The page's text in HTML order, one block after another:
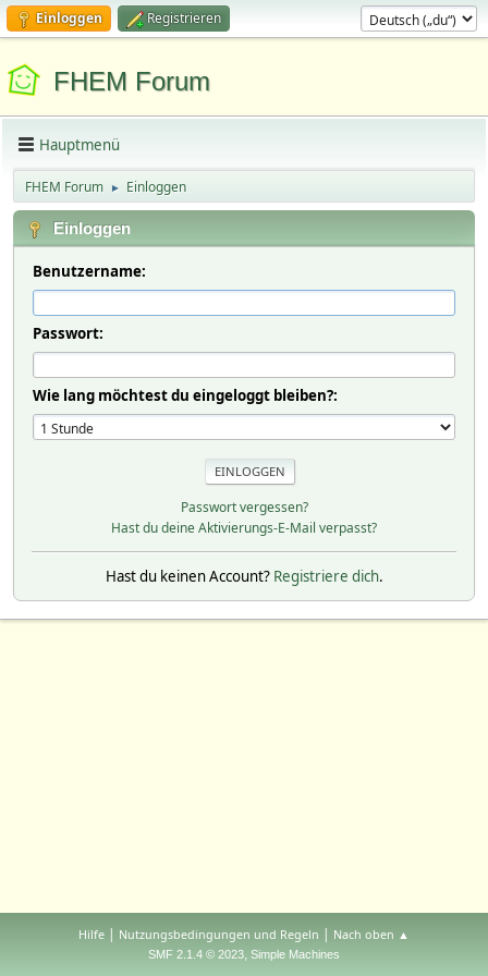
Einloggen Registrieren
FHEM Forum
Hauptmenü
FHEM Forum ► Einloggen
Einloggen
Benutzername:
Passwort:
Wie lang möchtest du eingeloggt bleiben?:
Passwort vergessen?
Hast du deine Aktivierungs-E-Mail verpasst?
Hast du keinen Account? Registriere dich.
Hilfe | Nutzungsbedingungen und Regeln | Nach oben ▲
SMF 2.1.4 © 2023, Simple Machines